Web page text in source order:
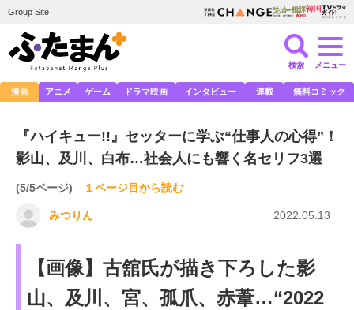
Group Site
検索 メニュー
漫画 アニメ ゲーム ドラマ映画 インタビュー 連載 無料コミック
『ハイキュー!!』セッターに学ぶ“仕事人の心得”！
影山、及川、白布…社会人にも響く名セリフ3選
(5/5ページ) １ページ目から読む
みつりん 2022.05.13
【画像】古舘氏が描き下ろした影
山、及川、宮、孤爪、赤葦…“2022